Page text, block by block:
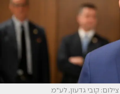
קובי גדעון, לע"מ